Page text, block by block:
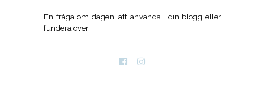
En fråga om dagen, att använda i din blogg eller
fundera över